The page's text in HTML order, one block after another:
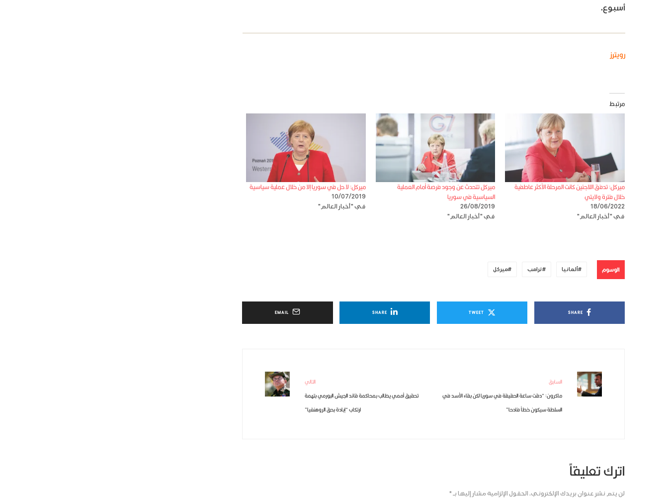
أسبوع.
رويترز
مرتبط
ميركل: تدفق اللاجئين كانت المرحلة الأكثر عاطفية
خلال فترة ولايتي
18/06/2022
في "أخبار العالم"
ميركل تتحدث عن وجود فرصة أمام العملية
السياسية في سوريا
26/08/2019
في "أخبار العالم"
ميركل: لا حل في سوريا إلا من خلال عملية سياسية
10/07/2019
في "أخبار العالم"
الوسوم ألمانيا ترامب ميركل
SHARE
TWEET
SHARE
EMAIL
السابق
ماكرون: “دقت ساعة الحقيقة في سوريا لكن بقاء الأسد في
السلطة سيكون خطأ فادحا”
التالي
تحقيق أممي يطالب بمحاكمة قائد الجيش البورمي بتهمة
ارتكاب “إبادة بحق الروهنغيا”
اترك تعليقاً
لن يتم نشر عنوان بريدك الإلكتروني. الحقول الإلزامية مشار إليها بـ*